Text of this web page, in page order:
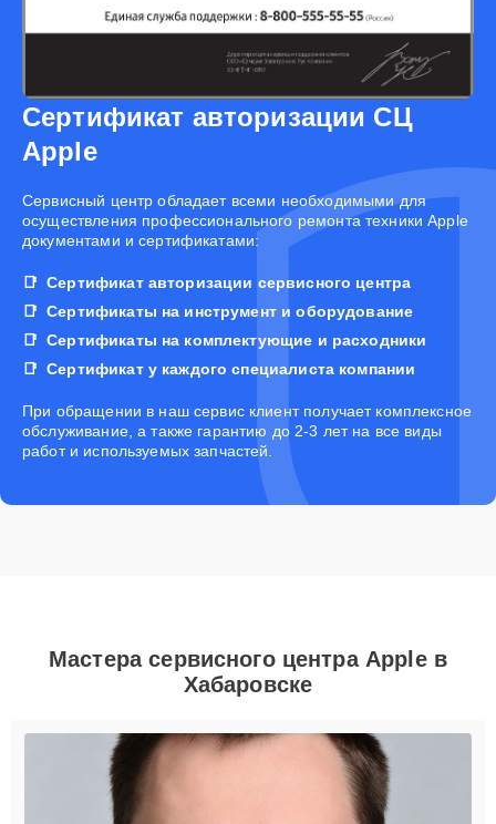
Сертификат авторизации СЦ
Apple
Cервисный центр обладает всеми необходимыми для
осуществления профессионального ремонта техники Apple
документами и сертификатами:
Сертификат авторизации сервисного центра
Сертификаты на инструмент и оборудование
Сертификаты на комплектующие и расходники
Сертификат у каждого специалиста компании
При обращении в наш сервис клиент получает комплексное
обслуживание, а также гарантию до 2-3 лет на все виды
работ и используемых запчастей.
Мастера сервисного центра Apple в
Хабаровске